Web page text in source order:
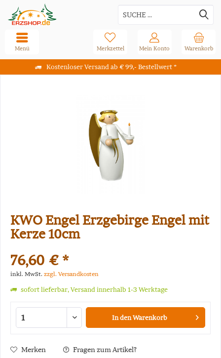
Kostenloser Versand ab € 99,- Bestellwert *
Warenkorb
Merkzettel Mein Konto
Menü
KWO Engel Erzgebirge Engel mit
Kerze 10cm
76,60 € *
inkl. MwSt. zzgl. Versandkosten
sofort lieferbar, Versand innerhalb 1-3 Werktage
In denWarenkorb
Merken Fragen zum Artikel?